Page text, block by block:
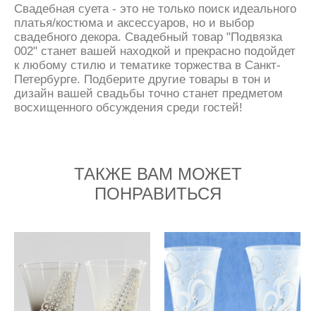
Свадебная суета - это не только поиск идеального
платья/костюма и аксессуаров, но и выбор
свадебного декора. Свадебный товар "Подвязка
002" станет вашей находкой и прекрасно подойдет
к любому стилю и тематике торжества в Санкт-
Петербурге. Подберите другие товары в тон и
дизайн вашей свадьбы точно станет предметом
восхищенного обсуждения среди гостей!
ТАКЖЕ ВАМ МОЖЕТ
ПОНРАВИТЬСЯ